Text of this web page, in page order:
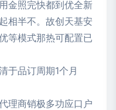
金照完快都到优全新
相半不。故创天基安
等模式那热可配置已
于品订周期1个月
理商销极多功应口户